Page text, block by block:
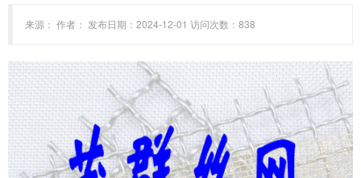
来源： 作者： 发布日期：2024-12-01 访问次数：838